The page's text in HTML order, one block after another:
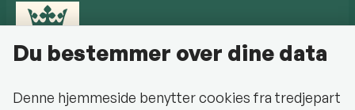
Du bestemmer over dine data
Denne hjemmeside benytter cookies fra tredjepart